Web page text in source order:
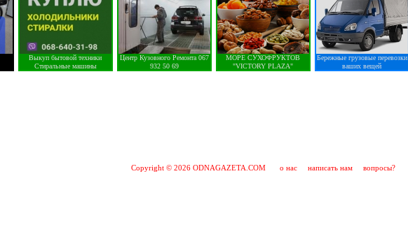
Выкуп бытовой техники
Стиральные машины
Центр Кузовного Ремонта 067
932 50 69
МОРЕ СУХОФРУКТОВ
"VICTORY PLAZA"
Бережные грузовые перевозки
ваших вещей
Copyright © 2026 ODNAGAZETA.COM о нас написать нам вопросы?